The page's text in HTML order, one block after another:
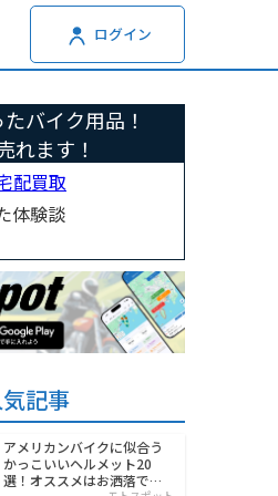
ログイン
バイク用品！
れます！
配買取
体験談
記事
アメリカンバイクに似合う
かっこいいヘルメット20
選！オススメはお洒落でワ